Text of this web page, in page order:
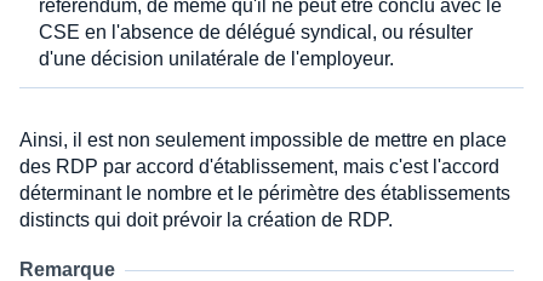
référendum, de même qu'il ne peut être conclu avec le
CSE en l'absence de délégué syndical, ou résulter
d'une décision unilatérale de l'employeur.
Ainsi, il est non seulement impossible de mettre en place
des RDP par accord d'établissement, mais c'est l'accord
déterminant le nombre et le périmètre des établissements
distincts qui doit prévoir la création de RDP.
Remarque